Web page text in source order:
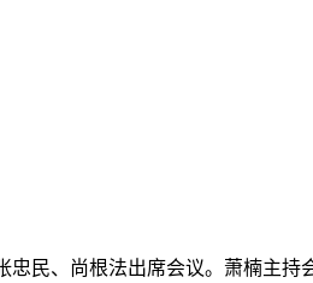
民、尚根法出席会议。萧楠主持